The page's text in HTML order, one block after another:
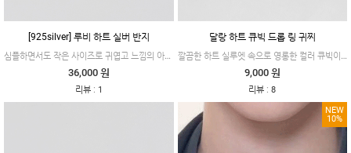
[925silver] 루비 하트 실버 반지
심플하면서도 작은 사이즈로 귀엽고 느낌의 아이템이에요.
36,000 원
리뷰: 1
달랑 하트 큐빅 드롭 링 귀찌
깔끔한 하트 실루엣 속으로 영롱한 컬러 큐빅이 콕콕, 분위기가 한층 밝아오는 제품이에요.
9,000 원
리뷰 :8
NEW
10%